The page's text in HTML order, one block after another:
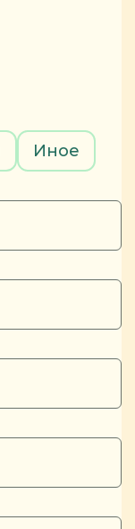
Иное